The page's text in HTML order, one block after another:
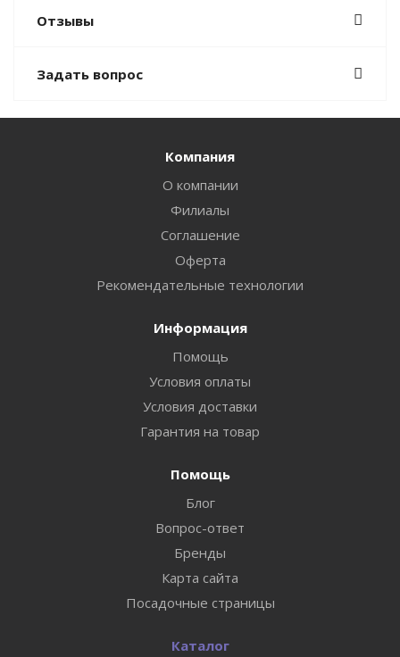
Отзывы
Задать вопрос
Компания
О компании
Филиалы
Соглашение
Оферта
Рекомендательные технологии
Информация
Помощь
Условия оплаты
Условия доставки
Гарантия на товар
Помощь
Блог
Вопрос-ответ
Бренды
Карта сайта
Посадочные страницы
Каталог